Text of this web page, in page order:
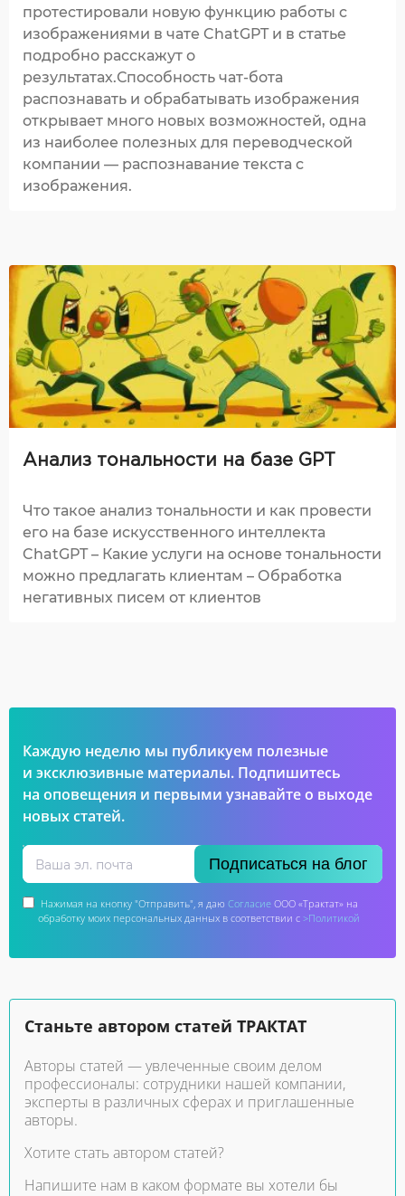
протестировали новую функцию работы с
изображениями в чате ChatGPT и в статье
подробно расскажут о
результатах.Способность чат-бота
распознавать и обрабатывать изображения
открывает много новых возможностей, одна
из наиболее полезных для переводческой
компании — распознавание текста с
изображения.
Анализ тональности на базе GPT
Что такое анализ тональности и как провести
его на базе искусственного интеллекта
ChatGPT – Какие услуги на основе тональности
можно предлагать клиентам – Обработка
негативных писем от клиентов
Каждую неделю мы публикуем полезные
и эксклюзивные материалы. Подпишитесь
на оповещения и первыми узнавайте о выходе
новых статей.
Подписаться на блог
Нажимая на кнопку "Отправить", я даю Согласие ООО «Трактат» на
обработку моих персональных данных в соответствии с >Политикой
Станьте автором статей ТРАКТАТ
Авторы статей — увлеченные своим делом
профессионалы: сотрудники нашей компании,
эксперты в различных сферах и приглашенные
авторы.
Хотите стать автором статей?
Напишите нам в каком формате вы хотели бы